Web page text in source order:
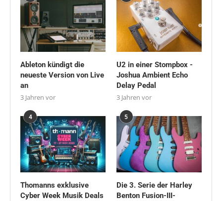
Ableton kündigt die
neueste Version von Live
an
3 Jahren vor
U2 in einer Stompbox -
Joshua Ambient Echo
Delay Pedal
3 Jahren vor
4
Thomanns exklusive
Cyber Week Musik Deals
5
Die 3. Serie der Harley
Benton Fusion-III-